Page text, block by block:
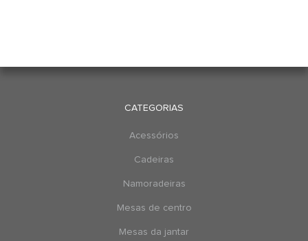
CATEGORIAS
Acessórios
Cadeiras
Namoradeiras
Mesas de centro
Mesas da jantar